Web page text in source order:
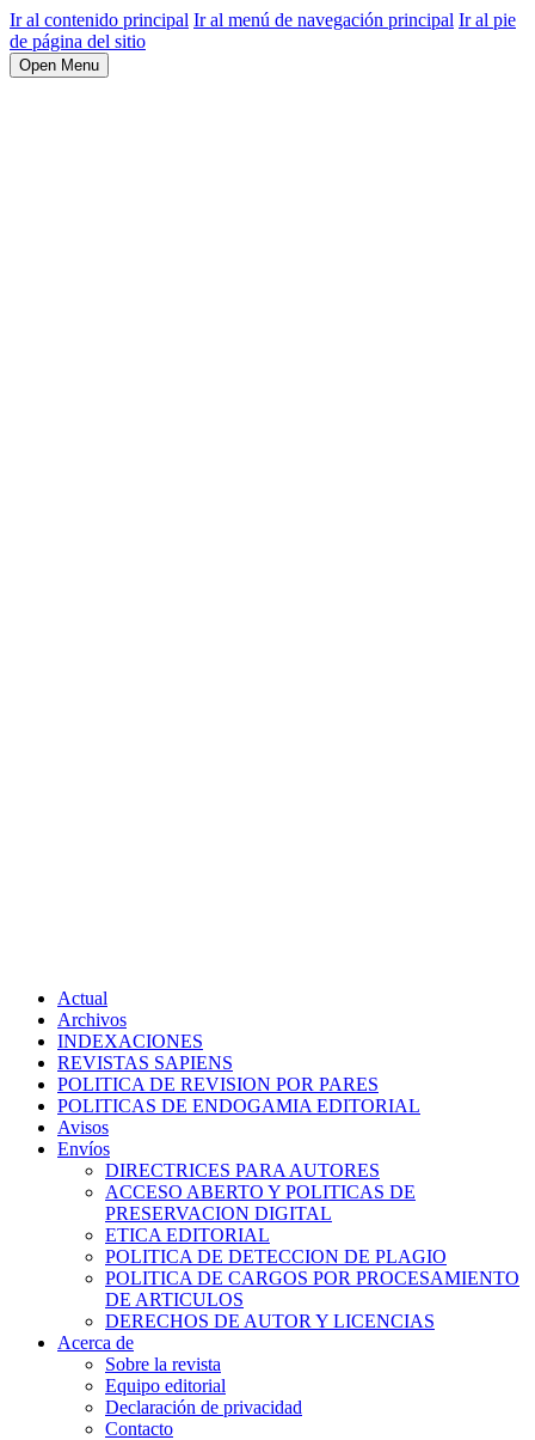
Ir al contenido principal Ir al menú de navegación principal Ir al pie
de página del sitio
Open Menu
Actual
Archivos
INDEXACIONES
REVISTAS SAPIENS
POLITICA DE REVISION POR PARES
POLITICAS DE ENDOGAMIA EDITORIAL
Avisos
Envíos
DIRECTRICES PARA AUTORES
ACCESO ABERTO Y POLITICAS DE
PRESERVACION DIGITAL
ETICA EDITORIAL
POLITICA DE DETECCION DE PLAGIO
POLITICA DE CARGOS POR PROCESAMIENTO
DE ARTICULOS
DERECHOS DE AUTOR Y LICENCIAS
Acerca de
Sobre la revista
Equipo editorial
Declaración de privacidad
Contacto